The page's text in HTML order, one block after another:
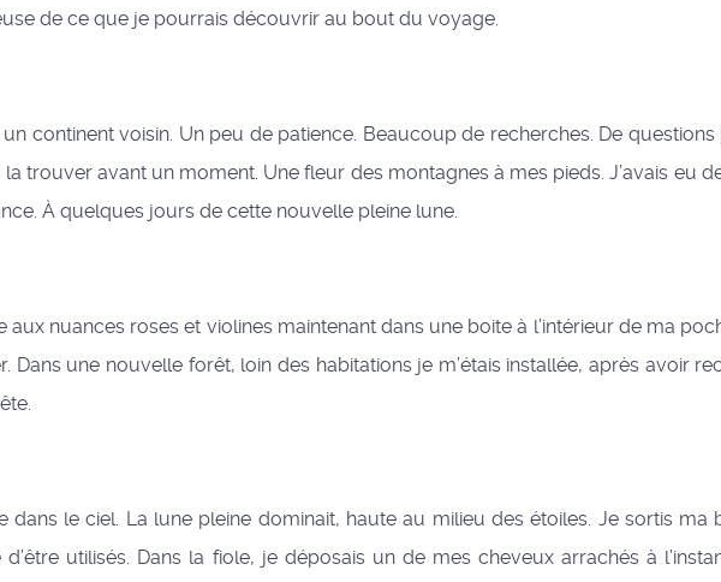
de ce que je pourrais découvrir au bout du voyage.
continent voisin. Un peu de patience. Beaucoup de recherches. De
la trouver avant un moment. Une fleur des montagnes à mes pieds. J’avais eu
À quelques jours de cette nouvelle pleine lune.
nuances roses et violines maintenant dans une boite à l’intérieur de ma
Dans une nouvelle forêt, loin des habitations je m’étais installée, après avoir
le ciel. La lune pleine dominait, haute au milieu des étoiles. Je sortis ma
d’être utilisés. Dans la fiole, je déposais un de mes cheveux arrachés à